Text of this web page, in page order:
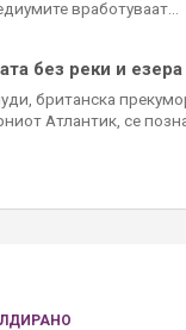
вработуваат…
без реки и езера
британска
Атлантик, се